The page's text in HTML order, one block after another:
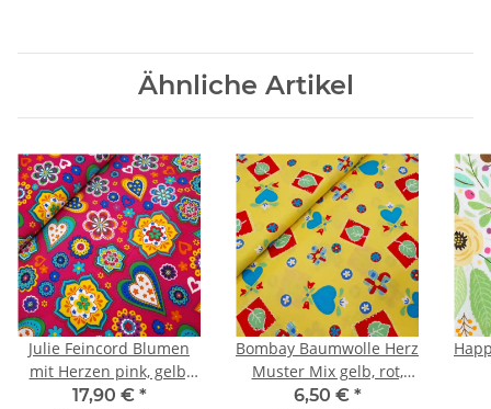
Ähnliche Artikel
Julie Feincord Blumen
mit Herzen pink, gelb,
blau, grün
17,90 € *
Bombay Baumwolle Herz
Muster Mix gelb, rot,
trürkis, grün
6,50 € *